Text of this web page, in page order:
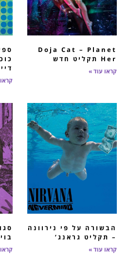
Doja Cat – Planet
Her תקליט חדש
קראו עוד »
הבשורה על פי נירוונה
– תקליט גראנג’
קראו עוד »